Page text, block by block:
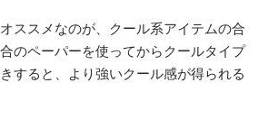
ススメなのが、クール系アイテムの合
のペーパーを使ってからクールタイプ
すると、より強いクール感が得られる